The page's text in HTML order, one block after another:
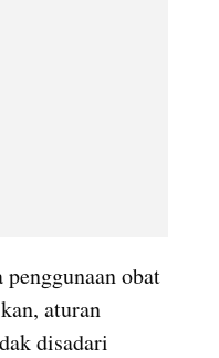
obat
aturan
disadari